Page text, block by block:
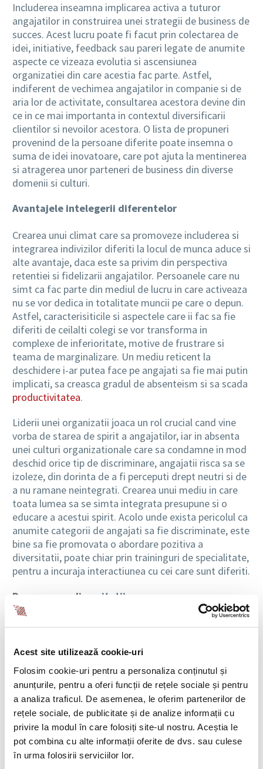
Acest site utilizează cookie-uri
Folosim cookie-uri pentru a personaliza conținutul și
anunțurile, pentru a oferi funcții de rețele sociale și pentru
a analiza traficul. De asemenea, le oferim partenerilor de
rețele sociale, de publicitate și de analize informații cu
privire la modul în care folosiți site-ul nostru. Aceștia le
pot combina cu alte informații oferite de dvs. sau culese
în urma folosirii serviciilor lor.
Includerea inseamna implicarea activa a tuturor
angajatilor in construirea unei strategii de business de
succes. Acest lucru poate fi facut prin colectarea de
idei, initiative, feedback sau pareri legate de anumite
aspecte ce vizeaza evolutia si ascensiunea
organizatiei din care acestia fac parte. Astfel,
indiferent de vechimea angajatilor in companie si de
aria lor de activitate, consultarea acestora devine din
ce in ce mai importanta in contextul diversificarii
clientilor si nevoilor acestora. O lista de propuneri
provenind de la persoane diferite poate insemna o
suma de idei inovatoare, care pot ajuta la mentinerea
si atragerea unor parteneri de business din diverse
domenii si culturi.
Avantajele intelegerii diferentelor
Crearea unui climat care sa promoveze includerea si
integrarea indivizilor diferiti la locul de munca aduce si
alte avantaje, daca este sa privim din perspectiva
retentiei si fidelizarii angajatilor. Persoanele care nu
simt ca fac parte din mediul de lucru in care activeaza
nu se vor dedica in totalitate muncii pe care o depun.
Astfel, caracterisiticile si aspectele care ii fac sa fie
diferiti de ceilalti colegi se vor transforma in
complexe de inferioritate, motive de frustrare si
teama de marginalizare. Un mediu reticent la
deschidere i-ar putea face pe angajati sa fie mai putin
implicati, sa creasca gradul de absenteism si sa scada
productivitatea.
Liderii unei organizatii joaca un rol crucial cand vine
vorba de starea de spirit a angajatilor, iar in absenta
unei culturi organizationale care sa condamne in mod
deschid orice tip de discriminare, angajatii risca sa se
izoleze, din dorinta de a fi perceputi drept neutri si de
a nu ramane neintegrati. Crearea unui mediu in care
toata lumea sa se simta integrata presupune si o
educare a acestui spirit. Acolo unde exista pericolul ca
anumite categorii de angajati sa fie discriminate, este
bine sa fie promovata o abordare pozitiva a
diversitatii, poate chiar prin traininguri de specialitate,
pentru a incuraja interactiunea cu cei care sunt diferiti.
Promovarea diversitatii
din anumite motive, se diferentiaza de majoritate,
privind diverse aspecte in anumite culturi. Spre
exemplu, trebuie sa intelegem ca, in anumite culturi,
se lucreaza cu o mai mare precizie si rigoare, in vreme
ce altele sunt mai permisive, mai putin formale si mai
flexibile. Totodata, anumite culturi prevad o serie de
restrictii in ceea ce priveste contactul fizic cu
interlocutorii sau in ceea ce priveste modalitatea de